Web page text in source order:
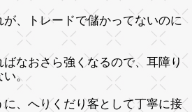
が、トレードで儲かってないのに
なおさら強くなるので、耳障り
。
、へりくだり客として丁寧に接